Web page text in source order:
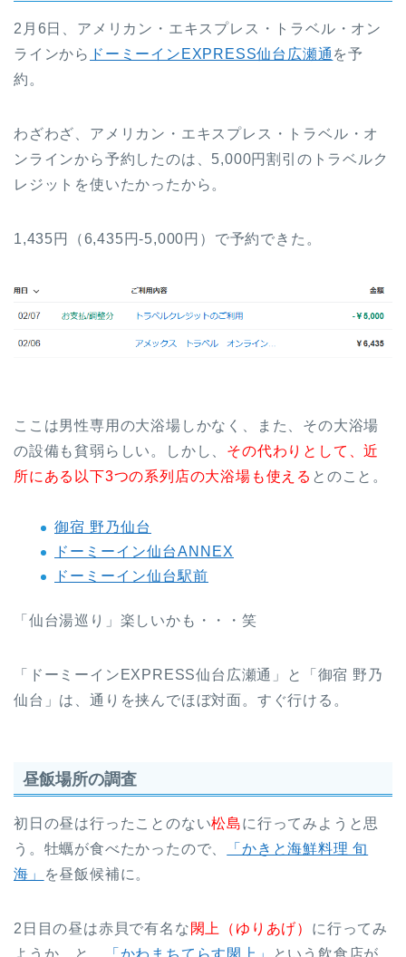
2月6日、アメリカン・エキスプレス・トラベル・オン
ラインから ドーミーインEXPRESS仙台広瀬通 を予
約。
わざわざ、アメリカン・エキスプレス・トラベル・オ
ンラインから予約したのは、5,000円割引のトラベルク
レジットを使いたかったから。
1,435円（6,435円-5,000円）で予約できた。
ここは男性専用の大浴場しかなく、また、その大浴場
の設備も貧弱らしい。しかし、 その代わりとして、近
所にある以下3つの系列店の大浴場も使える とのこと。
御宿 野乃仙台
ドーミーイン仙台ANNEX
ドーミーイン仙台駅前
「仙台湯巡り」楽しいかも・・・笑
「ドーミーインEXPRESS仙台広瀬通」と「御宿 野乃
仙台」は、通りを挟んでほぼ対面。すぐ行ける。
昼飯場所の調査
初日の昼は行ったことのない松島に行ってみようと思
う。牡蠣が食べたかったので、
「かきと海鮮料理 旬
海」
を昼飯候補に。
2日目の昼は赤貝で有名な 閖上（ゆりあげ） に行ってみ
ようか、と。
「かわまちてらす閖上」 という飲食店が